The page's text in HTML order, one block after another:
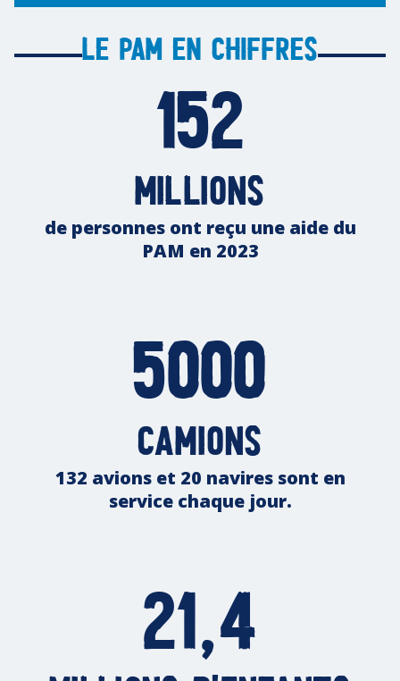
Le PAM en chiffres
152
millions
de personnes ont reçu une aide du
PAM en 2023
5000
camions
132 avions et 20 navires sont en
service chaque jour.
21,4